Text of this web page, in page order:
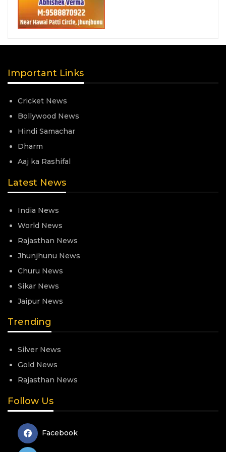
Important Links
Cricket News
Bollywood News
Hindi Samachar
Dharm
Aaj ka Rashifal
Latest News
India News
World News
Rajasthan News
Jhunjhunu News
Churu News
Sikar News
Jaipur News
Trending
Silver News
Gold News
Rajasthan News
Follow Us
Facebook